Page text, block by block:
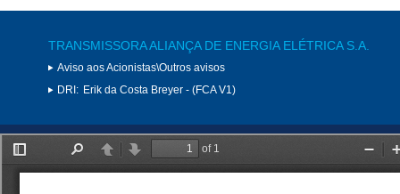
TRANSMISSORA ALIANÇA DE ENERGIA ELÉTRICA S.A.
Aviso aos Acionistas\Outros avisos
DRI: Erik da Costa Breyer - (FCA V1)